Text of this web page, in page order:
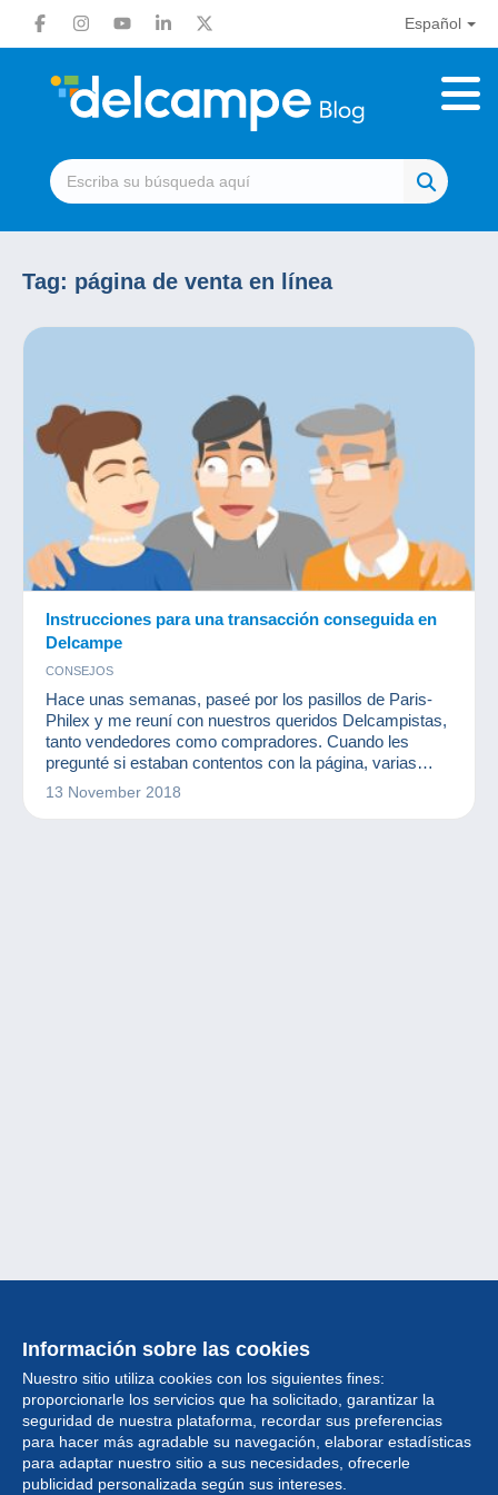
Español
Tag: página de venta en línea
Instrucciones para una transacción conseguida en
Delcampe
CONSEJOS
Hace unas semanas, paseé por los pasillos de Paris-
Philex y me reuní con nuestros queridos Delcampistas,
tanto vendedores como compradores. Cuando les
pregunté si estaban contentos con la página, varias
veces me respondieron con un "Sí, todo va bien en
13 November 2018
Información sobre las cookies
Nuestro sitio utiliza cookies con los siguientes fines:
proporcionarle los servicios que ha solicitado, garantizar la
seguridad de nuestra plataforma, recordar sus preferencias
para hacer más agradable su navegación, elaborar estadísticas
para adaptar nuestro sitio a sus necesidades, ofrecerle
publicidad personalizada según sus intereses.
Colección